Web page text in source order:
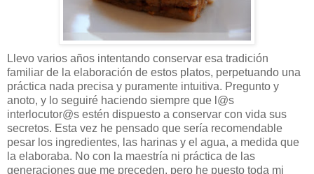
Llevo varios años intentando conservar esa tradición
familiar de la elaboración de estos platos, perpetuando una
práctica nada precisa y puramente intuitiva. Pregunto y
anoto, y lo seguiré haciendo siempre que l@s
interlocutor@s estén dispuesto a conservar con vida sus
secretos. Esta vez he pensado que sería recomendable
pesar los ingredientes, las harinas y el agua, a medida que
la elaboraba. No con la maestría ni práctica de las
generaciones que me preceden, pero he puesto toda mi